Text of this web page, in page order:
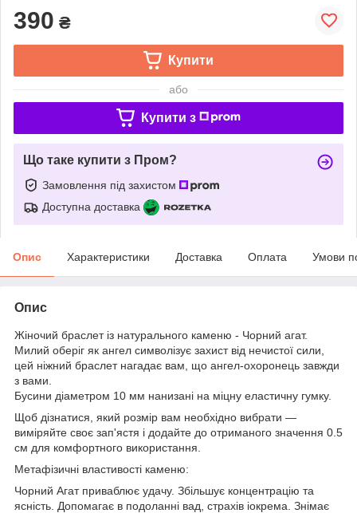
390 ₴
Купити
або
Купити з
Що таке купити з Пром?
Замовлення під захистом
Доступна доставка
Опис Характеристики Доставка Оплата Умови
Опис
Жіночий браслет із натурального каменю - Чорний агат.
Милий оберіг як ангел символізує захист від нечистої сили,
цей ніжний браслет нагадає вам, що ангел-охоронець завжди
з вами.
Бусини діаметром 10 мм нанизані на міцну еластичну гумку.
Щоб дізнатися, який розмір вам необхідно вибрати —
виміряйте своє зап'ястя і додайте до отриманого значення 0.5
см для комфортного використання.
Метафізичні властивості каменю:
Чорний Агат приваблює удачу. Збільшує концентрацію та
ясність. Допомагає в подоланні вад, страхів іокрема. Знімає